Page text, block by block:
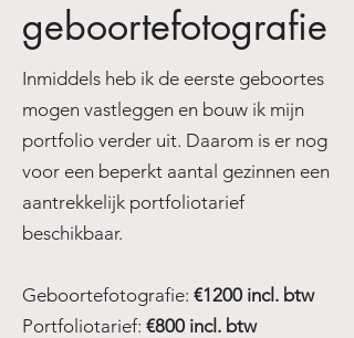
geboortefotografie
Inmiddels heb ik de eerste geboortes
mogen vastleggen en bouw ik mijn
portfolio verder uit. Daarom is er nog
voor een beperkt aantal gezinnen een
aantrekkelijk portfoliotarief
beschikbaar.​​
Geboortefotografie: €1200 incl. btw
Portfoliotarief: €800 incl. btw